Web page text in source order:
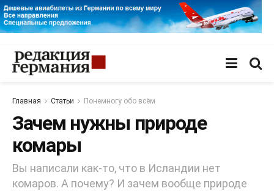
Главная Статьи Понемногу обо всём
Зачем нужны природе
комары
Вы написали как-то, что в Исландии нет
комаров. А почему? И зачем вообще природе